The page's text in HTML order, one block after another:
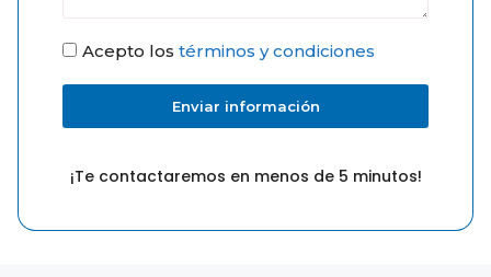
Acepto los términos y condiciones
Enviar información
¡Te contactaremos en menos de 5 minutos!